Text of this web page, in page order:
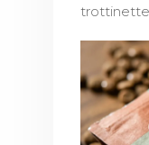
trottinette